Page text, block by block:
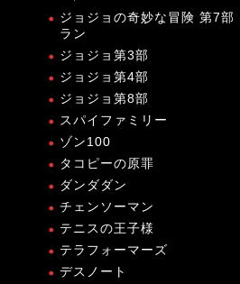
ジョジョの奇妙な冒険 第7
ラン
ジョジョ第3部
ジョジョ第4部
ジョジョ第8部
スパイファミリー
ゾン100
タコピーの原罪
ダンダダン
チェンソーマン
テニスの王子様
テラフォーマーズ
デスノート